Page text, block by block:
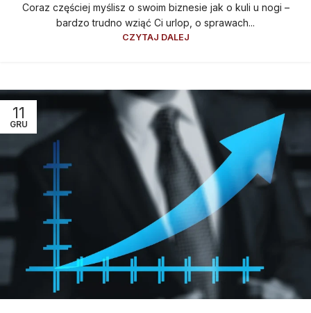
Coraz częściej myślisz o swoim biznesie jak o kuli u nogi –
bardzo trudno wziąć Ci urlop, o sprawach...
CZYTAJ DALEJ
11
GRU